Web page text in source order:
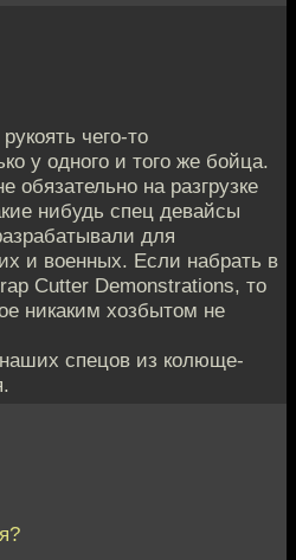
чего-то
у одного и того же бойца.
обязательно на разгрузке
нибудь спец девайсы
для
и военных. Если набрать в
Cutter Demonstrations, то
никаким хозбытом не
спецов из колюще-